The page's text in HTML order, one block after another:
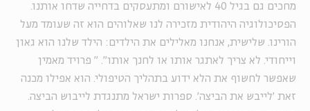
מחכים גם בגיל 40 לאישורם ומתעסקים בדחייה שדחו אותנו.
הפסיכולוגיה היהודית מזכירה לנו שאלוהים הוא זה שעומד מעל
הורינו. שלישית, אנחנו מאלילים את הילדים: הילד שלנו הוא גאון
וייחודי. לא צריך לאתגר אותו או לחנך אותו". " פרויד מאמין
שאפשר לחשוף את הלא ידוע בתהליך הטיפולי. הוא אפילו מכנה
זאת 'לייבש את הביצה'. ספרות ישראל מתנגדת לייבוש הביצה.